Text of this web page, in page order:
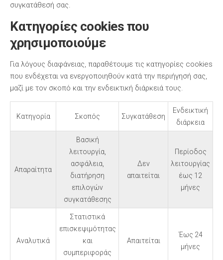
συγκατάθεσή σας.
Κατηγορίες cookies που
χρησιμοποιούμε
Για λόγους διαφάνειας, παραθέτουμε τις κατηγορίες cookies
που ενδέχεται να ενεργοποιηθούν κατά την περιήγησή σας,
μαζί με τον σκοπό και την ενδεικτική διάρκειά τους.
Κατηγορία Σκοπός Συγκατάθεση
Ενδεικτική
διάρκεια
Απαραίτητα
Βασική
λειτουργία,
ασφάλεια,
διατήρηση
επιλογών
συγκατάθεσης
Δεν
απαιτείται
Περίοδος
λειτουργίας
έως 12
μήνες
Αναλυτικά
Στατιστικά
επισκεψιμότητας
και
συμπεριφοράς
Απαιτείται
Έως 24
μήνες